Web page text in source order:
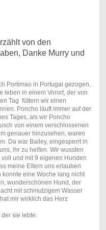
von den
Danke Murry und
Portimao in Portugal gezogen,
leben in einem Vorort, der von
Tag füttern wir einen
Poncho läuft immer auf der
Tages, als wir Poncho
von einem verschlossenen
genauer hinzusehen, waren
Da war Bailey, eingesperrt in
ihr zu helfen. Wir wussten
und mit 9 eigenen Hunden
meine Eltern uns erlauben
eine Woche lang nicht
wunderschönen Hund, der
mit schmutzigem Wasser
mir wirklich das Herz
sie lebte: